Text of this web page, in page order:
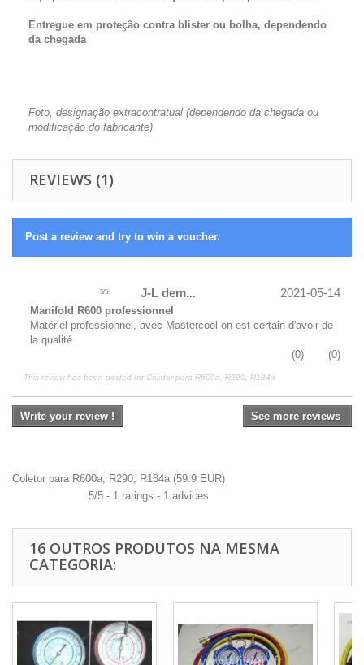
Entregue em proteção contra blister ou bolha, dependendo
da chegada
Foto, designação extracontratual (dependendo da chegada ou
modificação do fabricante)
REVIEWS (1)
Post a review and try to win a voucher.
5/5 2021-05-14
J-L dem...
Manifold R600 professionnel
Matériel professionnel, avec Mastercool on est certain d'avoir de
la qualité
(0)
(0)
This review has been posted forColetor para R600a, R290, R134a
Write your review ! See more reviews
Coletor para R600a, R290, R134a (59.9 EUR)
5/5 - 1 ratings - 1 advices
16 OUTROS PRODUTOS NA MESMA
CATEGORIA: